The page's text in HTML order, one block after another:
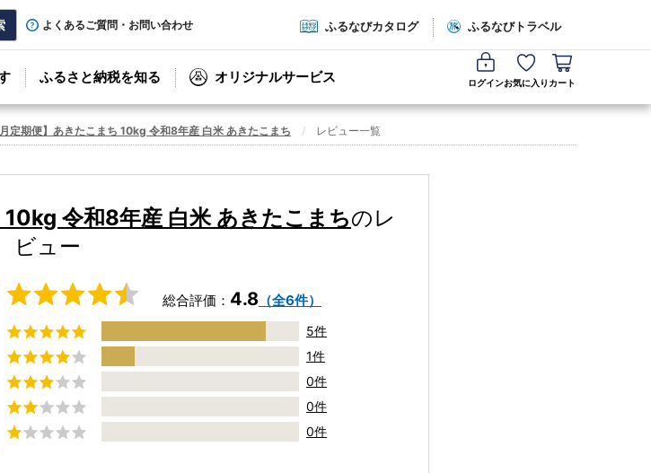
よくあるご質問・お問い合わせ ふるなびカタログ ふるなびトラベル
ふるさと納税を知る オリジナルサービス ログインお気に入り カート
月定期便】あきたこまち 10kg 令和8年産 白米 あきたこまち レビュー一覧
令和8年産 白米 あきたこまちのレ
ビュー
総合評価： 4.8 （全6件）
5件
1件
0件
0件
0件